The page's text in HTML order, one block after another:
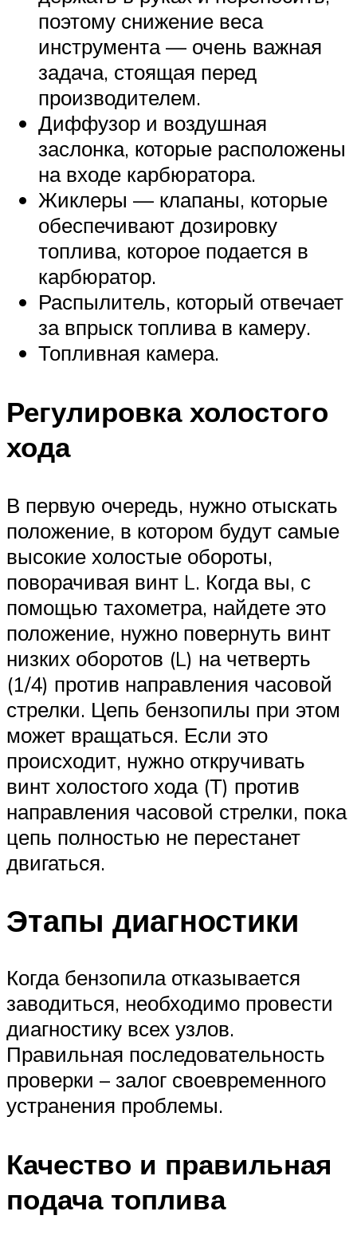
поэтому снижение веса
инструмента — очень важная
задача, стоящая перед
производителем.
Диффузор и воздушная
заслонка, которые расположены
на входе карбюратора.
Жиклеры — клапаны, которые
обеспечивают дозировку
топлива, которое подается в
карбюратор.
Распылитель, который отвечает
за впрыск топлива в камеру.
Топливная камера.
Регулировка холостого
хода
В первую очередь, нужно отыскать
положение, в котором будут самые
высокие холостые обороты,
поворачивая винт L. Когда вы, с
помощью тахометра, найдете это
положение, нужно повернуть винт
низких оборотов (L) на четверть
(1/4) против направления часовой
стрелки. Цепь бензопилы при этом
может вращаться. Если это
происходит, нужно откручивать
винт холостого хода (Т) против
направления часовой стрелки, пока
цепь полностью не перестанет
двигаться.
Этапы диагностики
Когда бензопила отказывается
заводиться, необходимо провести
диагностику всех узлов.
Правильная последовательность
проверки – залог своевременного
устранения проблемы.
Качество и правильная
подача топлива